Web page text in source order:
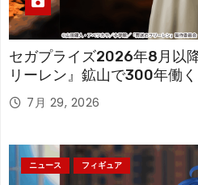
セガプライズ2026年8月以
リーレン』鉱山で300年働
「フリーレン」を立体化！
7月 29, 2026
ニュース フィギュア